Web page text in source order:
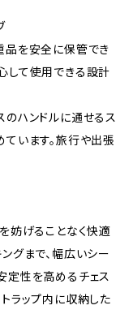
品を安全に保管でき
して使用できる設計
のハンドルに通せるス
ています。旅行や出張
妨げることなく快適
グまで、幅広いシー
定性を高めるチェス
ラップ内に収納した